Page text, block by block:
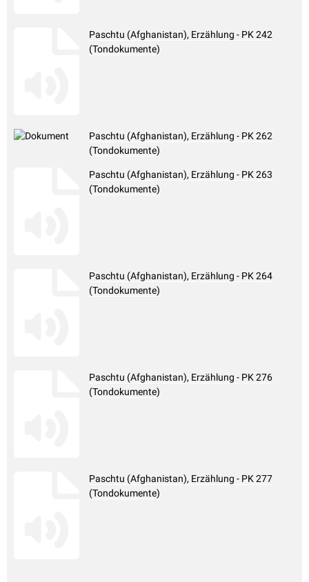
Paschtu (Afghanistan), Erzählung - PK 242
(Tondokumente)
Paschtu (Afghanistan), Erzählung - PK 262
(Tondokumente)
Paschtu (Afghanistan), Erzählung - PK 263
(Tondokumente)
Paschtu (Afghanistan), Erzählung - PK 264
(Tondokumente)
Paschtu (Afghanistan), Erzählung - PK 276
(Tondokumente)
Paschtu (Afghanistan), Erzählung - PK 277
(Tondokumente)